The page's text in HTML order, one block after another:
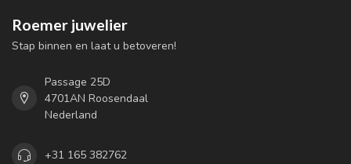
Roemer juwelier
Stap binnen en laat u betoveren!
Passage 25D
4701AN Roosendaal
Nederland
+31 165 382762